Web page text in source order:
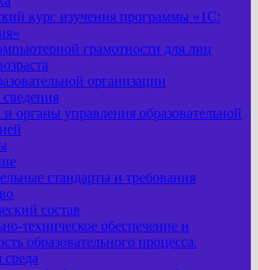
курс изучения программы «1С:
грамотности для лиц
организации
и органы управления образовательной
стандарты и требования
состав
техническое обеспечение и
образовательного процесса.
среда